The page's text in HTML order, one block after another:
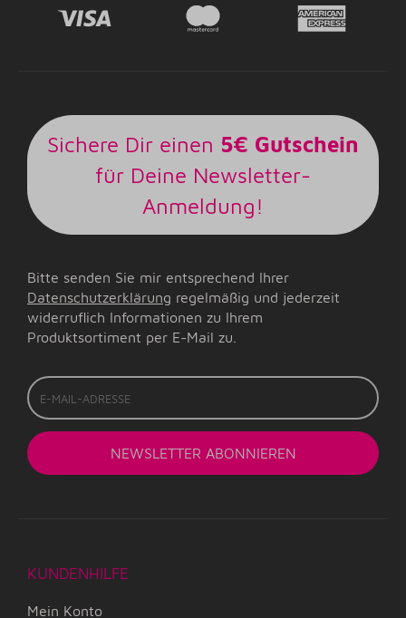
Sichere Dir einen 5€ Gutschein
für Deine Newsletter-
Anmeldung!
Bitte senden Sie mir entsprechend Ihrer
Datenschutzerklärung regelmäßig und jederzeit
widerruflich Informationen zu Ihrem
Produktsortiment per E-Mail zu.
E-
Mail-
Adresse
NEWSLETTER ABONNIEREN
KUNDENHILFE
Mein Konto